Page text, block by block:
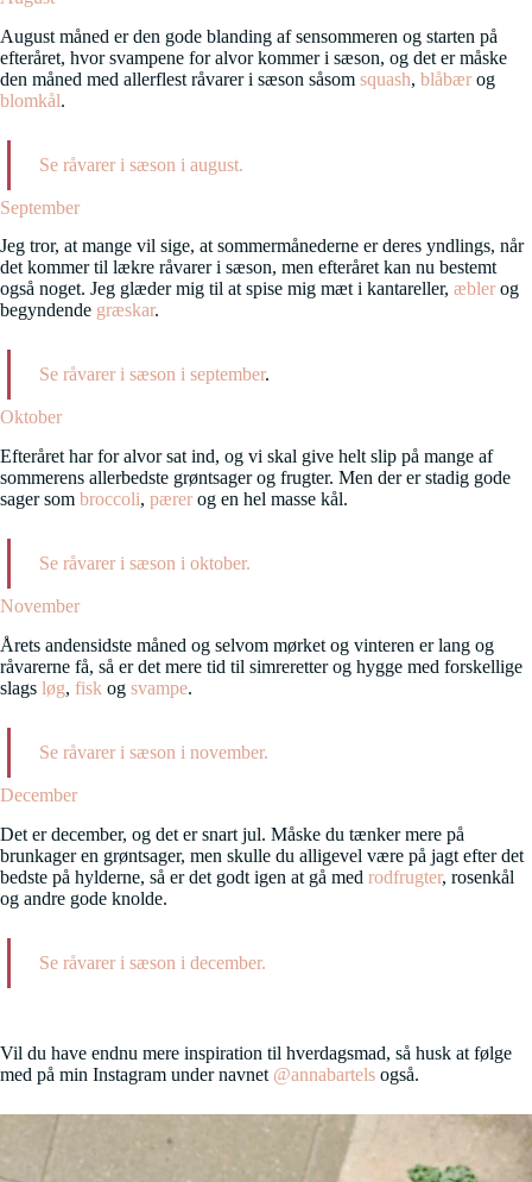
August måned er den gode blanding af sensommeren og starten på
efteråret, hvor svampene for alvor kommer i sæson, og det er måske
den måned med allerflest råvarer i sæson såsom squash, blåbær og
blomkål.
Se råvarer i sæson i august.
September
Jeg tror, at mange vil sige, at sommermånederne er deres yndlings, når
det kommer til lækre råvarer i sæson, men efteråret kan nu bestemt
også noget. Jeg glæder mig til at spise mig mæt i kantareller, æbler og
begyndende græskar.
Se råvarer i sæson i september.
Oktober
Efteråret har for alvor sat ind, og vi skal give helt slip på mange af
sommerens allerbedste grøntsager og frugter. Men der er stadig gode
sager som broccoli, pærer og en hel masse kål.
Se råvarer i sæson i oktober.
November
Årets andensidste måned og selvom mørket og vinteren er lang og
råvarerne få, så er det mere tid til simreretter og hygge med forskellige
slags løg, fisk og svampe.
Se råvarer i sæson i november.
December
Det er december, og det er snart jul. Måske du tænker mere på
brunkager en grøntsager, men skulle du alligevel være på jagt efter det
bedste på hylderne, så er det godt igen at gå med rodfrugter, rosenkål
og andre gode knolde.
Se råvarer i sæson i december.
Vil du have endnu mere inspiration til hverdagsmad, så husk at følge
med på min Instagram under navnet @annabartels også.